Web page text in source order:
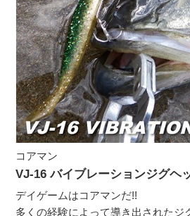
コアマン
VJ-16 バイブレーションジグヘ
デイゲームはコアマンだ!!
多くの経験によって導き出されたジ